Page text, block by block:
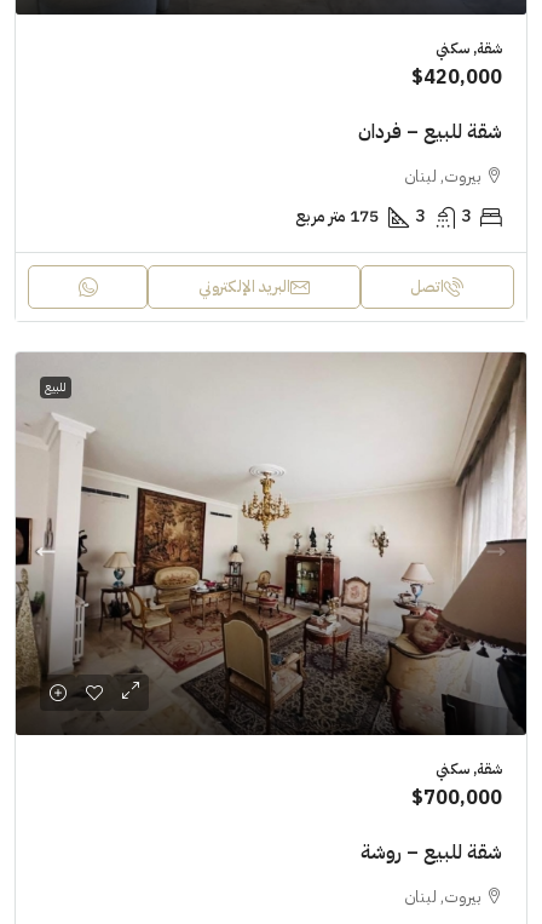
شقة, سكني
$420,000
شقة للبيع – فردان
بيروت, لبنان
3
3 175 متر مربع
اتصل البريد الإلكتروني
للبيع
شقة, سكني
$700,000
شقة للبيع – روشة
بيروت, لبنان